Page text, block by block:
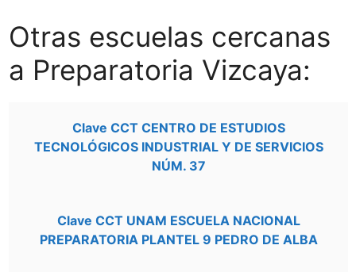
Otras escuelas cercanas
a Preparatoria Vizcaya:
Clave CCT CENTRO DE ESTUDIOS
TECNOLÓGICOS INDUSTRIAL Y DE SERVICIOS
NÚM. 37
Clave CCT UNAM ESCUELA NACIONAL
PREPARATORIA PLANTEL 9 PEDRO DE ALBA